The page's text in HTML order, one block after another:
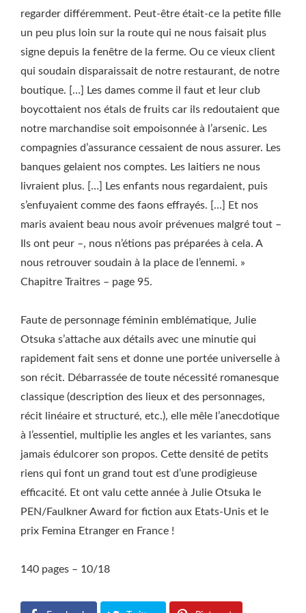
regarder différemment. Peut-être était-ce la petite fille
un peu plus loin sur la route qui ne nous faisait plus
signe depuis la fenêtre de la ferme. Ou ce vieux client
qui soudain disparaissait de notre restaurant, de notre
boutique. […] Les dames comme il faut et leur club
boycottaient nos étals de fruits car ils redoutaient que
notre marchandise soit empoisonnée à l’arsenic. Les
compagnies d’assurance cessaient de nous assurer. Les
banques gelaient nos comptes. Les laitiers ne nous
livraient plus. […] Les enfants nous regardaient, puis
s’enfuyaient comme des faons effrayés. […] Et nos
maris avaient beau nous avoir prévenues malgré tout –
Ils ont peur –, nous n’étions pas préparées à cela. A
nous retrouver soudain à la place de l’ennemi. »
Chapitre Traitres – page 95.
Faute de personnage féminin emblématique, Julie
Otsuka s’attache aux détails avec une minutie qui
rapidement fait sens et donne une portée universelle à
son récit. Débarrassée de toute nécessité romanesque
classique (description des lieux et des personnages,
récit linéaire et structuré, etc.), elle mêle l’anecdotique
à l’essentiel, multiplie les angles et les variantes, sans
jamais édulcorer son propos. Cette densité de petits
riens qui font un grand tout est d’une prodigieuse
efficacité. Et ont valu cette année à Julie Otsuka le
PEN/Faulkner Award for fiction aux Etats-Unis et le
prix Femina Etranger en France !
140 pages – 10/18